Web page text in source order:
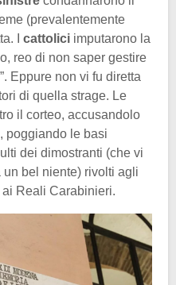
(prevalentemente
I cattolici imputarono la
reo di non saper gestire
Eppure non vi fu diretta
di quella strage. Le
il corteo, accusandolo
poggiando le basi
dei dimostranti (che vi
bel niente) rivolti agli
Reali Carabinieri.